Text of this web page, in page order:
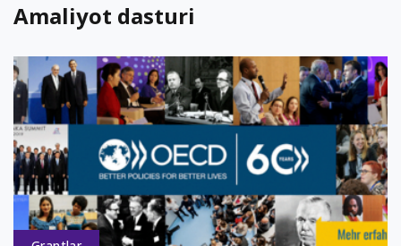
Amaliyot dasturi